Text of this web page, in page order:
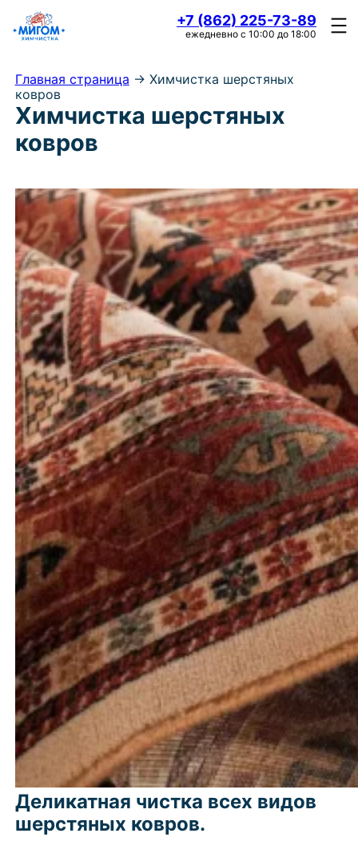
+7 (862) 225-73-89
ежедневно с 10:00 до 18:00
Главная страница -> Химчистка шерстяных
ковров
Химчистка шерстяных
ковров
Деликатная чистка всех видов
шерстяных ковров.